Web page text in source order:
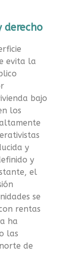
derecho
evita la
bajo
los
y
y
el
se
rentas
ha
las
de